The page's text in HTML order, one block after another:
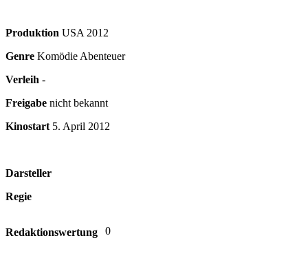
Produktion USA2012
Genre Komödie Abenteuer
Verleih -
Freigabe nicht bekannt
Kinostart 5. April 2012
Darsteller
Regie
Redaktionswertung 0